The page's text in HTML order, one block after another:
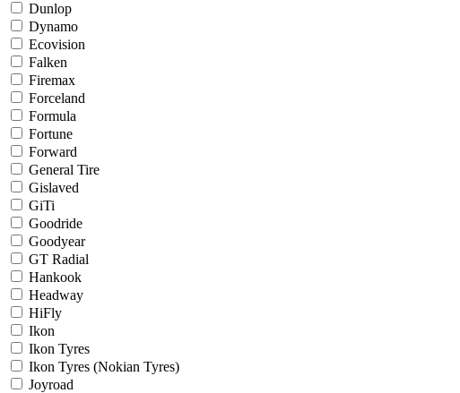
Dunlop
Dynamo
Ecovision
Falken
Firemax
Forceland
Formula
Fortune
Forward
General Tire
Gislaved
GiTi
Goodride
Goodyear
GT Radial
Hankook
Headway
HiFly
Ikon
Ikon Tyres
Ikon Tyres (Nokian Tyres)
Joyroad